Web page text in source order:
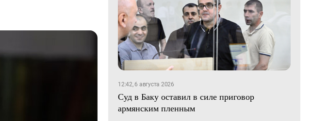
12:42, 6 августа 2026
Суд в Баку оставил в силе приговор
армянским пленным